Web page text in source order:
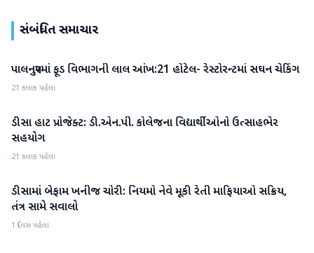
સંબંધિત સમાચાર
બનાસકાંઠા
પાલનપુરમાં ફૂડ વિભાગની લાલ આંખ:21 હોટેલ- રેસ્ટોરન્ટમાં સઘન ચેકિંગ
21 કલાક પહેલા
બનાસકાંઠા
ડીસા હાટ પ્રોજેક્ટ: ડી.એન.પી. કોલેજના વિદ્યાર્થીઓનો ઉત્સાહભેર
સહયોગ
21 કલાક પહેલા
બનાસકાંઠા
ડીસામાં બેફામ ખનીજ ચોરી: નિયમો નેવે મૂકી રેતી માફિયાઓ સક્રિય,
તંત્ર સામે સવાલો
1 દિવસ પહેલા